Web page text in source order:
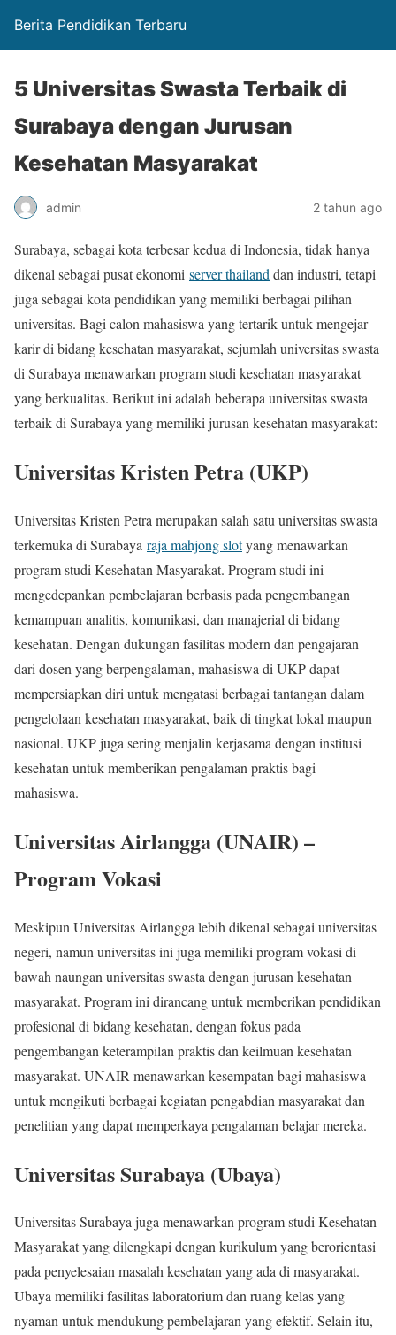
Berita Pendidikan Terbaru
5 Universitas Swasta Terbaik di
Surabaya dengan Jurusan
Kesehatan Masyarakat
admin 2 tahun ago
Surabaya, sebagai kota terbesar kedua di Indonesia, tidak hanya
dikenal sebagai pusat ekonomi server thailand dan industri, tetapi
juga sebagai kota pendidikan yang memiliki berbagai pilihan
universitas. Bagi calon mahasiswa yang tertarik untuk mengejar
karir di bidang kesehatan masyarakat, sejumlah universitas swasta
di Surabaya menawarkan program studi kesehatan masyarakat
yang berkualitas. Berikut ini adalah beberapa universitas swasta
terbaik di Surabaya yang memiliki jurusan kesehatan masyarakat:
Universitas Kristen Petra (UKP)
Universitas Kristen Petra merupakan salah satu universitas swasta
terkemuka di Surabaya raja mahjong slotyang menawarkan
program studi Kesehatan Masyarakat. Program studi ini
mengedepankan pembelajaran berbasis pada pengembangan
kemampuan analitis, komunikasi, dan manajerial di bidang
kesehatan. Dengan dukungan fasilitas modern dan pengajaran
dari dosen yang berpengalaman, mahasiswa di UKP dapat
mempersiapkan diri untuk mengatasi berbagai tantangan dalam
pengelolaan kesehatan masyarakat, baik di tingkat lokal maupun
nasional. UKP juga sering menjalin kerjasama dengan institusi
kesehatan untuk memberikan pengalaman praktis bagi
mahasiswa.
Universitas Airlangga (UNAIR) –
Program Vokasi
Meskipun Universitas Airlangga lebih dikenal sebagai universitas
negeri, namun universitas ini juga memiliki program vokasi di
bawah naungan universitas swasta dengan jurusan kesehatan
masyarakat. Program ini dirancang untuk memberikan pendidikan
profesional di bidang kesehatan, dengan fokus pada
pengembangan keterampilan praktis dan keilmuan kesehatan
masyarakat. UNAIR menawarkan kesempatan bagi mahasiswa
untuk mengikuti berbagai kegiatan pengabdian masyarakat dan
penelitian yang dapat memperkaya pengalaman belajar mereka.
Universitas Surabaya (Ubaya)
Universitas Surabaya juga menawarkan program studi Kesehatan
Masyarakat yang dilengkapi dengan kurikulum yang berorientasi
pada penyelesaian masalah kesehatan yang ada di masyarakat.
Ubaya memiliki fasilitas laboratorium dan ruang kelas yang
nyaman untuk mendukung pembelajaran yang efektif. Selain itu,